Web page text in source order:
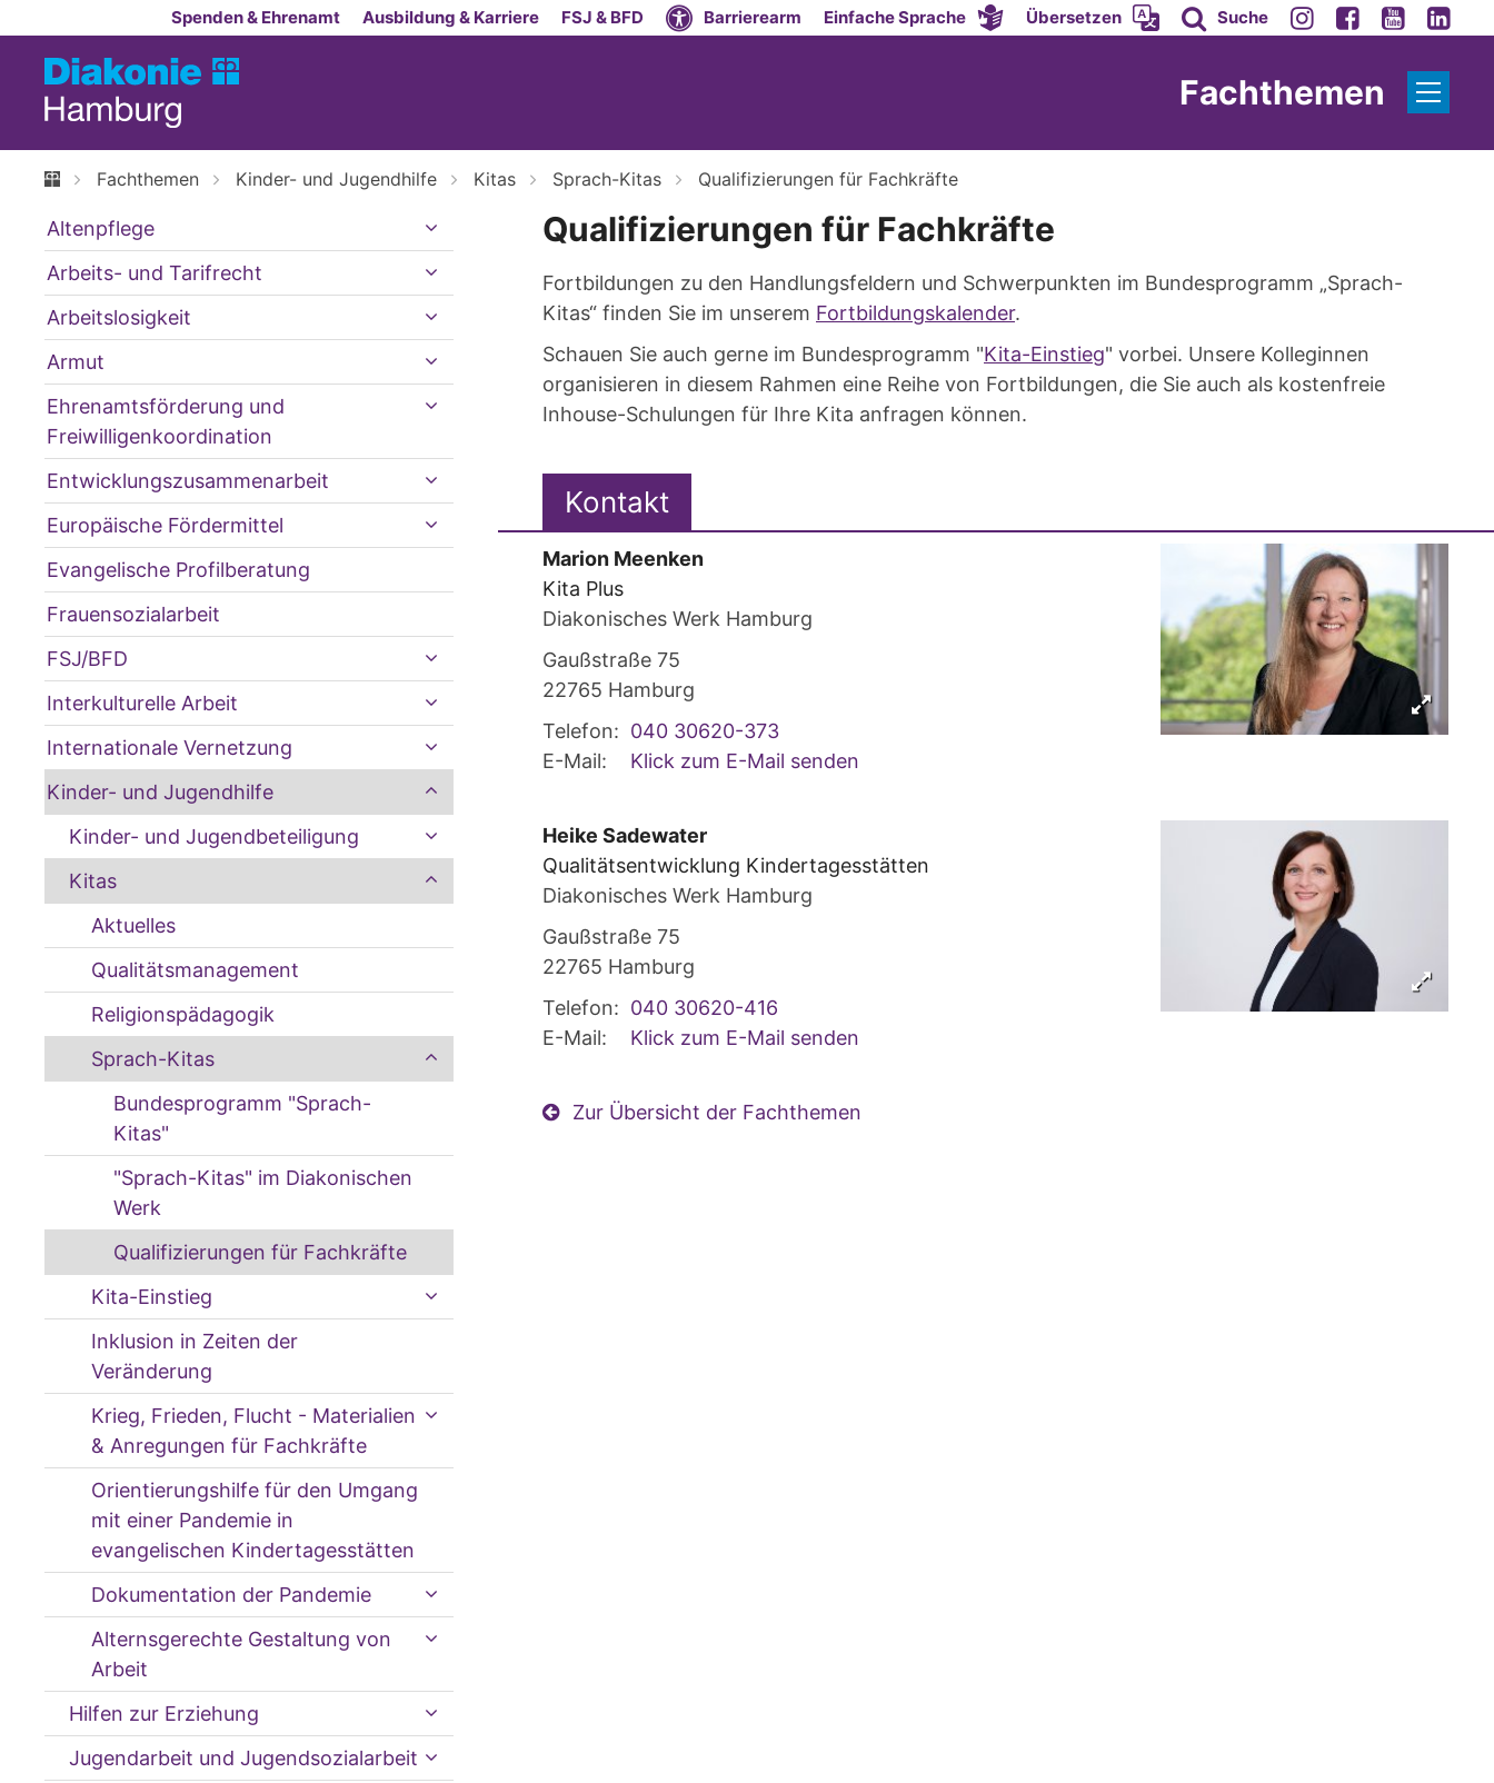
Zum Inhalt springenSpenden & Ehrenamt Ausbildung & Karriere FSJ & BFD Barrierearm Einfache Sprache Übersetzen Suche
Fachthemen
Fachthemen Kinder- und Jugendhilfe Kitas Sprach-Kitas Qualifizierungen für Fachkräfte
Qualifizierungen für Fachkräfte
Fortbildungen zu den Handlungsfeldern und Schwerpunkten im Bundesprogramm „Sprach-
Kitas“ finden Sie im unserem Fortbildungskalender.
Schauen Sie auch gerne im Bundesprogramm "Kita-Einstieg" vorbei. Unsere Kolleginnen
organisieren in diesem Rahmen eine Reihe von Fortbildungen, die Sie auch als kostenfreie
Inhouse-Schulungen für Ihre Kita anfragen können.
Kontakt
Marion Meenken
Kita Plus
Diakonisches Werk Hamburg
Gaußstraße 75
22765 Hamburg
Telefon: 040 30620-373
E-Mail:
Klick zum E-Mail senden
Heike Sadewater
Qualitätsentwicklung Kindertagesstätten
Diakonisches Werk Hamburg
Gaußstraße 75
22765 Hamburg
Telefon: 040 30620-416
E-Mail:
Klick zum E-Mail senden
Zur Übersicht der Fachthemen
Altenpflege
Arbeits- und Tarifrecht
Arbeitslosigkeit
Armut
Ehrenamtsförderung und
Freiwilligenkoordination
Entwicklungszusammenarbeit
Europäische Fördermittel
Evangelische Profilberatung
Frauensozialarbeit
FSJ/BFD
Interkulturelle Arbeit
Internationale Vernetzung
Kinder- und Jugendhilfe
Kinder- und Jugendbeteiligung
Kitas
Aktuelles
Qualitätsmanagement
Religionspädagogik
Sprach-Kitas
Bundesprogramm "Sprach-
Kitas"
"Sprach-Kitas" im Diakonischen
Werk
Qualifizierungen für Fachkräfte
Kita-Einstieg
Inklusion in Zeiten der
Veränderung
Krieg, Frieden, Flucht - Materialien
& Anregungen für Fachkräfte
Orientierungshilfe für den Umgang
mit einer Pandemie in
evangelischen Kindertagesstätten
Dokumentation der Pandemie
Alternsgerechte Gestaltung von
Arbeit
Hilfen zur Erziehung
Jugendarbeit und Jugendsozialarbeit